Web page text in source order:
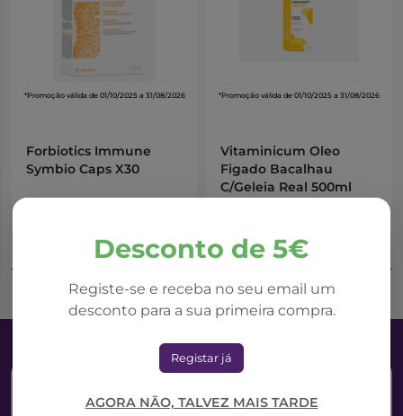
Contribui para o normal funcionamento da função
cognitiva
Contribui para a manutenção de cabelo e unhas
saudáveis
Contribui para a manutenção de unhas normais
Contribui para o normal funcionamento da tiróide
Desconto de 5€
Registe-se e receba no seu email um
desconto para a sua primeira compra.
Registar já
AGORA NÃO, TALVEZ MAIS TARDE
*Promoção válida de 01/10/2025 a 31/08/2026
Forbiotics Immune
Symbio Caps X30
Adicionar ao Carrinho
*Promoção válida de 01/10/2025 a 31/08/2026
Vitaminicum Oleo
Figado Bacalhau
C/Geleia Real 500ml
Adicionar ao Carrinho